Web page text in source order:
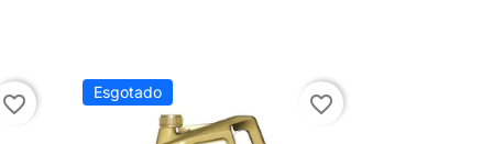
favorite_border Esgotado favorite_border